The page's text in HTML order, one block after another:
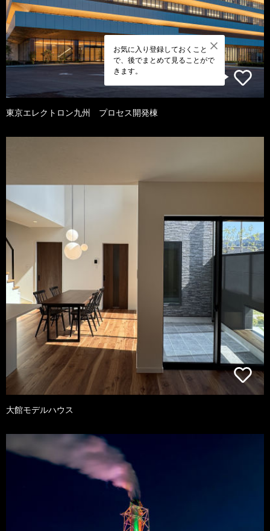
お気に入り登録しておくこと
で、後でまとめて見ることがで
きます。
東京エレクトロン九州 プロセス開発棟
大館モデルハウス